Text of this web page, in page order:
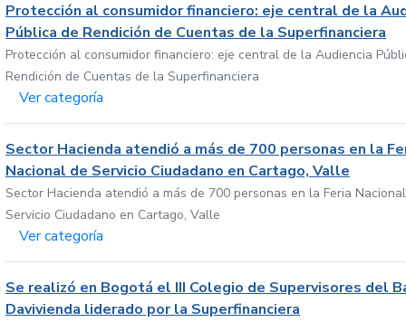
Protección al consumidor financiero: eje central de la
Pública de Rendición de Cuentas de la Superfinanciera
Protección al consumidor financiero: eje central de la Audiencia
Rendición de Cuentas de la Superfinanciera
Ver categoría
Sector Hacienda atendió a más de 700 personas en la
Nacional de Servicio Ciudadano en Cartago, Valle
Sector Hacienda atendió a más de 700 personas en la Feria
Servicio Ciudadano en Cartago, Valle
Ver categoría
Se realizó en Bogotá el III Colegio de Supervisores del
Davivienda liderado por la Superfinanciera